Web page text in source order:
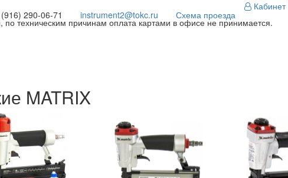
290-06-71 instrument2@tokc.ru Схема проезда
Кабинет
техническим причинам оплата картами в офисе не принимается.
MATRIX